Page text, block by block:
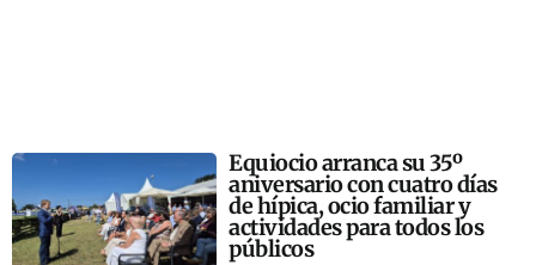
Equiocio arranca su 35º
aniversario con cuatro días
de hípica, ocio familiar y
actividades para todos los
públicos